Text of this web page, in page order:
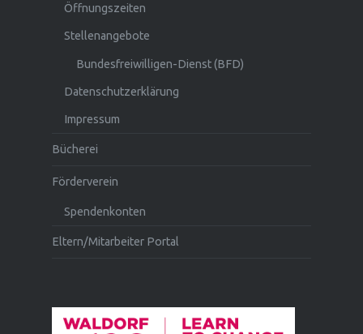
Öffnungszeiten
Stellenangebote
Bundesfreiwilligen-Dienst (BFD)
Datenschutzerklärung
Impressum
Bücherei
Förderverein
Spendenkonten
Eltern/Mitarbeiter Portal